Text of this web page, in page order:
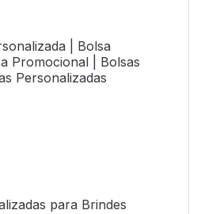
| Bolsa
Promocional | Bolsas
Personalizadas
para Brindes